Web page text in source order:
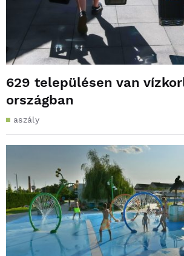
629 településen van
országban
aszály